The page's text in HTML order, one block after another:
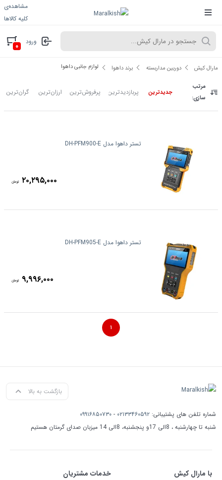
مشاهده‌ی
کلیه کالاها
ورود ۰
مارال کیش دوربین مداربسته برند داهوا لوازم جانبی داهوا
مرتب
سازی:
جدیدترین پربازدیدترین پرفروش‌ترین ارزان‌ترین گران‌ترین
تستر داهوا مدل DH-PFM900-E
۲۰,۲۹۵,۰۰۰ تومان
تستر داهوا مدل DH-PFM905-E
۹,۹۹۶,۰۰۰ تومان
۱
بازگشت به بالا
شماره تلفن های پشتیبانی: ۰۲۱۳۳۴۶۰۵۹۲ - ۰۹۹۱۶۸۵۰۷۳۰
شنبه تا چهارشنبه ، 8الی 17و پنجشنبه، 8الی 14 میزبان صدای گرمتان هستیم
با مارال کیش خدمات مشتریان